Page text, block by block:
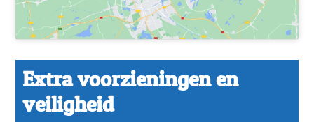
Extra voorzieningen en
veiligheid